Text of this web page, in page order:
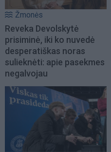
Žmonės
Reveka Devolskytė
prisiminė, iki ko nuvedė
desperatiškas noras
sulieknėti: apie pasekmes
negalvojau